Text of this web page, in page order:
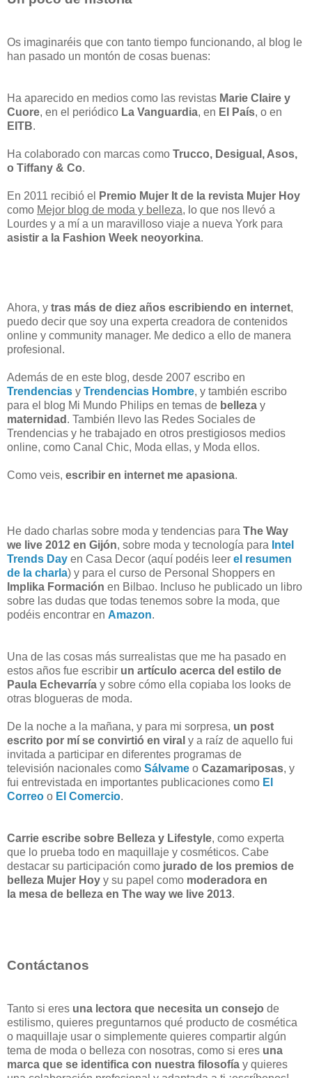
Os imaginaréis que con tanto tiempo funcionando, al blog le
han pasado un montón de cosas buenas:
Ha aparecido en medios como las revistas Marie Claire y
Cuore, en el periódico La Vanguardia, en El País, o en
EITB.
Ha colaborado con marcas como Trucco, Desigual, Asos,
o Tiffany & Co.
En 2011 recibió el
Premio Mujer It de la revista Mujer Hoy
como Mejor blog de moda y belleza, lo que nos llevó a
Lourdes y a mí a un maravilloso viaje a nueva York para
asistir a la Fashion Week neoyorkina.
Ahora, y tras más de diez años escribiendo en internet,
puedo decir que soy una experta creadora de contenidos
online y community manager. Me dedico a ello de manera
profesional.
Además de en este blog, desde 2007 escribo en
Trendencias y Trendencias Hombre, y también escribo
para el blog Mi Mundo Philips en temas de belleza y
maternidad . También llevo las Redes Sociales de
Trendencias y he trabajado en otros prestigiosos medios
online, como Canal Chic, Moda ellas, y Moda ellos.
Como veis, escribir en internet me apasiona.
He dado charlas sobre moda y tendencias para The Way
we live 2012 en Gijón, sobre moda y tecnología para Intel
Trends Day en Casa Decor (aquí podéis leer el resumen
de la charla) y para el curso de Personal Shoppers en
Implika Formación en Bilbao. Incluso he publicado un libro
sobre las dudas que todas tenemos sobre la moda, que
podéis encontrar en Amazon.
Una de las cosas más surrealistas que me ha pasado en
estos años fue escribir un artículo acerca del estilo de
Paula Echevarría y sobre cómo ella copiaba los looks de
otras blogueras de moda.
De la noche a la mañana, y para mi sorpresa, un post
escrito por mí se convirtió en viral y a raíz de aquello fui
invitada a participar en diferentes programas de
televisión nacionales como Sálvame o Cazamariposas, y
fui entrevistada en importantes publicaciones como El
Correo o El Comercio.
Carrie escribe sobre Belleza y Lifestyle, como experta
que lo prueba todo en maquillaje y cosméticos. Cabe
destacar su participación como jurado de los premios de
belleza Mujer Hoy y su papel como moderadora en
la mesa de belleza en The way we live 2013.
Contáctanos
Tanto si eres una lectora que necesita un consejo de
estilismo, quieres preguntarnos qué producto de cosmética
o maquillaje usar o simplemente quieres compartir algún
tema de moda o belleza con nosotras, como si eres una
marca que se identifica con nuestra filosofía y quieres